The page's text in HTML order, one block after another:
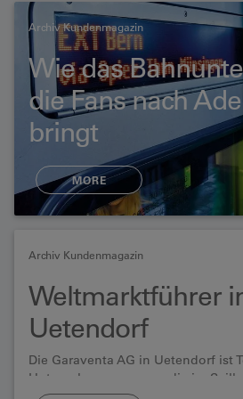
und ein modernes
Archiv Kundenmagazin
Wie das
die Fans nach
bringt
MORE
Archiv Kundenmagazin
Weltmarktführer
Uetendorf
Die Garaventa AG in Uetendorf ist
Unternehmensgruppe, die im
ganzen Welt führend ist. Trifft man